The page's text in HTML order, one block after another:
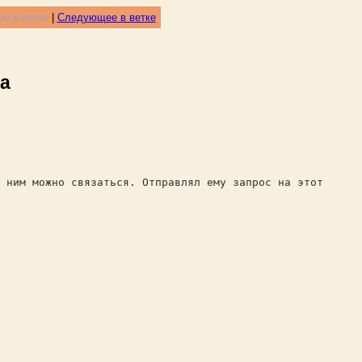
в ветке| Следующее в ветке
можно связаться. Отправлял ему запрос на этот